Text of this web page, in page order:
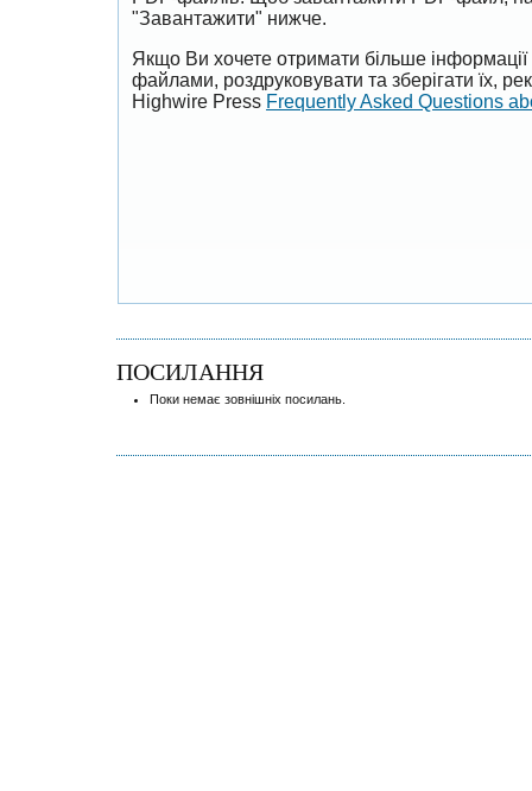
"Завантажити" нижче.
Якщо Ви хочете отримати більше
файлами, роздруковувати та зберігати їх,
Highwire Press Frequently Asked Questions
ПОСИЛАННЯ
Поки немає зовнішніх посилань.